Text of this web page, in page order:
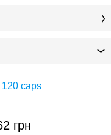
caps
грн